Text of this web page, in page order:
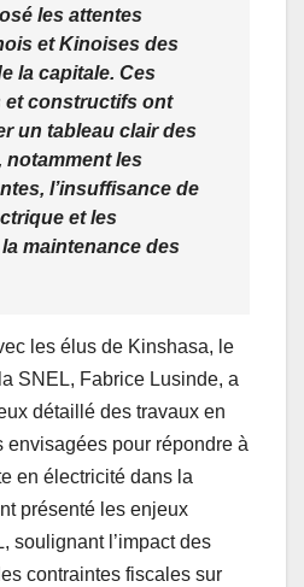
les attentes
et Kinoises des
la capitale. Ces
et constructifs ont
un tableau clair des
les
l’insuffisance de
et les
maintenance des
les élus de Kinshasa, le
SNEL, Fabrice Lusinde, a
détaillé des travaux en
envisagées pour répondre à
en électricité dans la
présenté les enjeux
soulignant l’impact des
contraintes fiscales sur